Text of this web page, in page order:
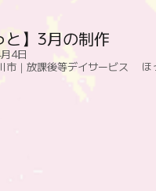
と】3月の制作
4日
市｜放課後等デイサービス ほ